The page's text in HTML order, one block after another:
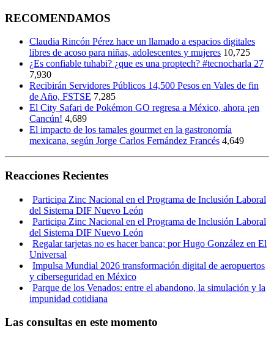
RECOMENDAMOS
Claudia Rincón Pérez hace un llamado a espacios digitales
libres de acoso para niñas, adolescentes y mujeres 10,725
¿Es confiable tuhabi? ¿que es una proptech? #tecnocharla 27
7,930
Recibirán Servidores Públicos 14,500 Pesos en Vales de fin
de Año, FSTSE 7,285
El City Safari de Pokémon GO regresa a México, ahora ¡en
Cancún! 4,689
El impacto de los tamales gourmet en la gastronomía
mexicana, según Jorge Carlos Fernández Francés 4,649
Reacciones Recientes
Participa Zinc Nacional en el Programa de Inclusión Laboral
del Sistema DIF Nuevo León
Participa Zinc Nacional en el Programa de Inclusión Laboral
del Sistema DIF Nuevo León
Regalar tarjetas no es hacer banca; por Hugo González en El
Universal
Impulsa Mundial 2026 transformación digital de aeropuertos
y ciberseguridad en México
Parque de los Venados: entre el abandono, la simulación y la
impunidad cotidiana
Las consultas en este momento